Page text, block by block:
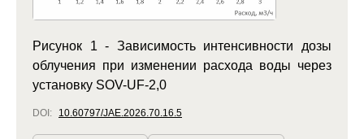
Рисунок 1 - Зависимость интенсивности дозы
облучения при изменении расхода воды через
установку SOV-UF-2,0
DOI: 10.60797/JAE.2026.70.16.5